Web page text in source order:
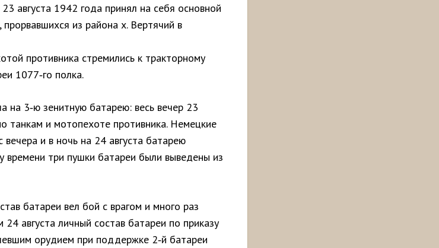
августа 1942 года принял на себя основной
из района х. Вертячий в
противника стремились к тракторному
1077‑го полка.
на 3‑ю зенитную батарею: весь вечер 23
танкам и мотопехоте противника. Немецкие
и в ночь на 24 августа батарею
времени три пушки батареи были выведены из
батареи вел бой с врагом и много раз
августа личный состав батареи по приказу
орудием при поддержке 2‑й батареи